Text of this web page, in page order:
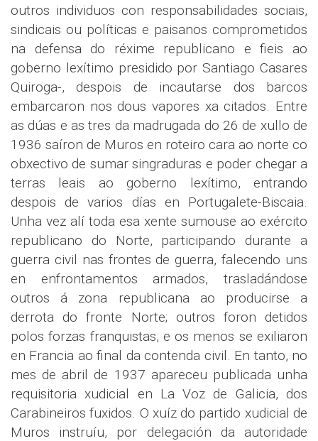
outros individuos con responsabilidades sociais,
sindicais ou políticas e paisanos comprometidos
na defensa do réxime republicano e fieis ao
goberno lexítimo presidido por Santiago Casares
Quiroga-, despois de incautarse dos barcos
embarcaron nos dous vapores xa citados. Entre
as dúas e as tres da madrugada do 26 de xullo de
1936 saíron de Muros en roteiro cara ao norte co
obxectivo de sumar singraduras e poder chegar a
terras leais ao goberno lexítimo, entrando
despois de varios días en Portugalete-Biscaia.
Unha vez alí toda esa xente sumouse ao exército
republicano do Norte, participando durante a
guerra civil nas frontes de guerra, falecendo uns
en enfrontamentos armados, trasladándose
outros á zona republicana ao producirse a
derrota do fronte Norte; outros foron detidos
polos forzas franquistas, e os menos se exiliaron
en Francia ao final da contenda civil. En tanto, no
mes de abril de 1937 apareceu publicada unha
requisitoria xudicial en La Voz de Galicia, dos
Carabineiros fuxidos. O xuíz do partido xudicial de
Muros instruíu, por delegación da autoridade